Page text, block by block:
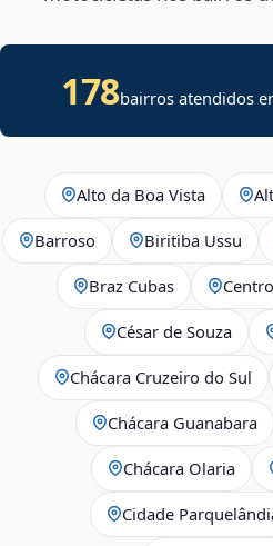
178bairros atendidos
Alto da Boa Vista
Barroso Biritiba Ussu
Braz Cubas Centro
César de Souza
Chácara Cruzeiro do Sul
Chácara Guanabara
Chácara Olaria
Cidade